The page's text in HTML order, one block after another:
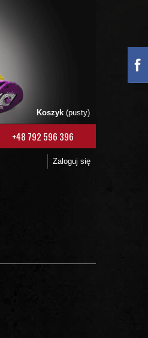
Koszyk (pusty)
+48 792 596 396
Zaloguj się